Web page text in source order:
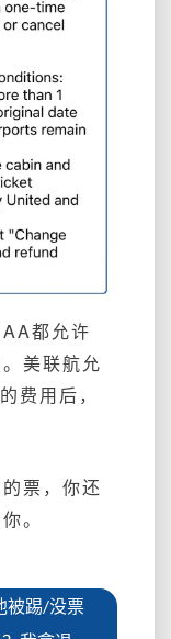
都允许
美联航允
费用后，
票，你还
。
被踢/没票